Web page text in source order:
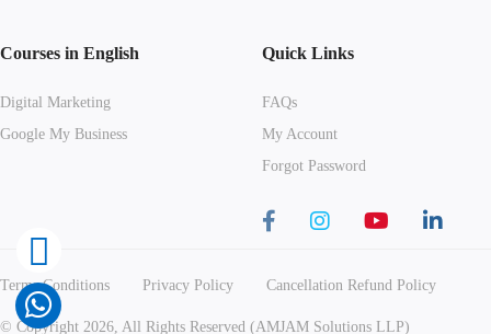
Courses in English
Digital Marketing
Google My Business
Quick Links
FAQs
My Account
Forgot Password
Terms Conditions Privacy Policy Cancellation Refund Policy
© Copyright 2026, All Rights Reserved (AMJAM Solutions LLP)